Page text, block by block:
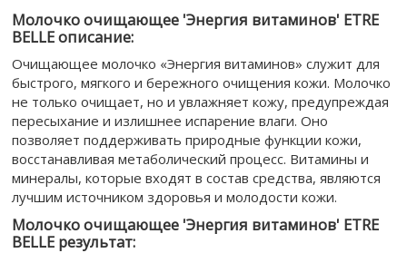
Молочко очищающее 'Энергия витаминов' ETRE
BELLE описание:
Очищающее молочко «Энергия витаминов» служит для
быстрого, мягкого и бережного очищения кожи. Молочко
не только очищает, но и увлажняет кожу, предупреждая
пересыхание и излишнее испарение влаги. Оно
позволяет поддерживать природные функции кожи,
восстанавливая метаболический процесс. Витамины и
минералы, которые входят в состав средства, являются
лучшим источником здоровья и молодости кожи.
Молочко очищающее 'Энергия витаминов' ETRE
BELLE результат: